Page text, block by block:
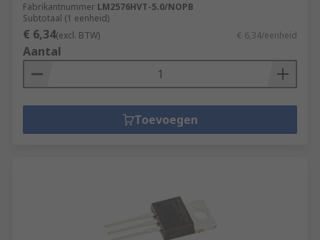
Fabrikantnummer LM2576HVT-5.0/NOPB
Subtotaal (1 eenheid)
€ 6,34(excl. BTW) € 6,34/eenheid
Aantal
Toevoegen